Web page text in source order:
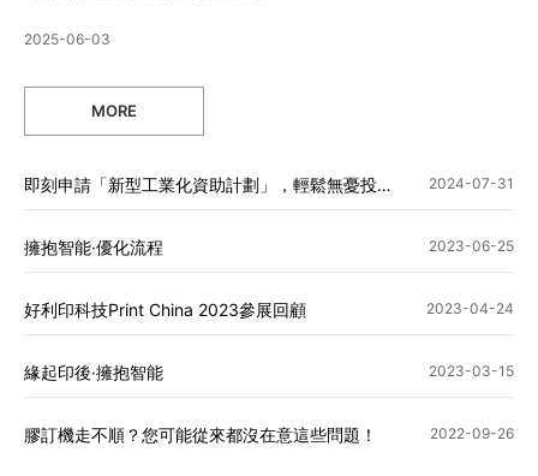
2025-06-03
MORE
即刻申請「新型工業化資助計劃」，輕鬆無憂投資最新設備！ 2024-07-31
擁抱智能·優化流程 2023-06-25
好利印科技Print China 2023參展回顧 2023-04-24
緣起印後·擁抱智能 2023-03-15
膠訂機走不順？您可能從來都沒在意這些問題！ 2022-09-26